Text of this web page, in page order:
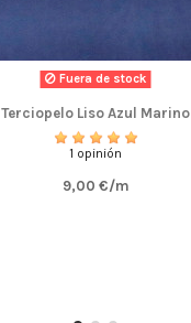
Fuera de stock
Terciopelo Liso Azul Marino
1 opinión
9,00 €/m